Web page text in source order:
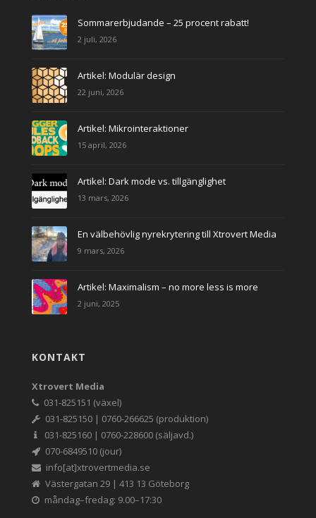
Sommarerbjudande – 25 procent rabatt!
2 juli, 2026
Artikel: Modulär design
22 juni, 2026
Artikel: Mikrointeraktioner
15 april, 2026
Artikel: Dark mode vs. tillgänglighet
13 mars, 2026
En välbehövlig nyrekrytering till Xtrovert Media
9 mars, 2026
Artikel: Maximalism – no more less is more
2 juni, 2025
KONTAKT
Xtrovert Media
031-825151 (växel)
031-825150 | 0760-266625 (produktion)
031-825160 | 0760-228600 (säljavd.)
070-6849510 (jour)
info[at]xtrovertmedia.se
Västergatan 29 | 413 13 Göteborg
måndag–fredag: 9.00–17:30